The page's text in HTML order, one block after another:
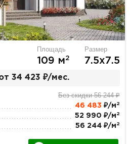
Площадь
109 м2
Размер
7.5х7.5
34 423 ₽/мес.
Без скидки 56 244 ₽
46 483 ₽/м 2
52 990 ₽/м 2
56 244 ₽/м 2